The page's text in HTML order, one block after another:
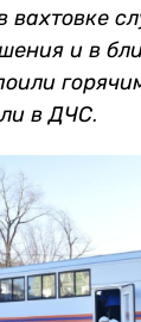
вахтовке
и в
в ДЧС.